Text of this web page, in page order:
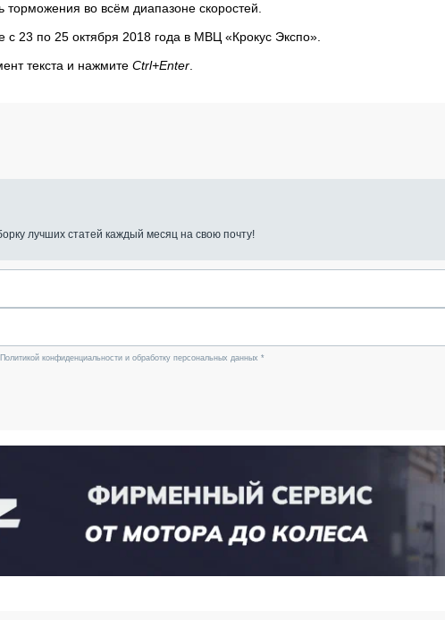
во всём диапазоне скоростей.
23 по 25 октября 2018 года в МВЦ «Крокус Экспо».
текста и нажмите Ctrl+Enter
лучших статей каждый месяц на свою почту!
конфиденциальности и обработку персональных данных *